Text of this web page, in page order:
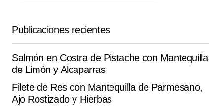
Submit Comment
Publicaciones recientes
Salmón en Costra de Pistache con Mantequilla
de Limón y Alcaparras
Filete de Res con Mantequilla de Parmesano,
Ajo Rostizado y Hierbas